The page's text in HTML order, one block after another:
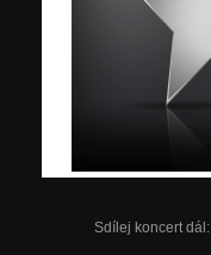
Sdílej koncert dál: